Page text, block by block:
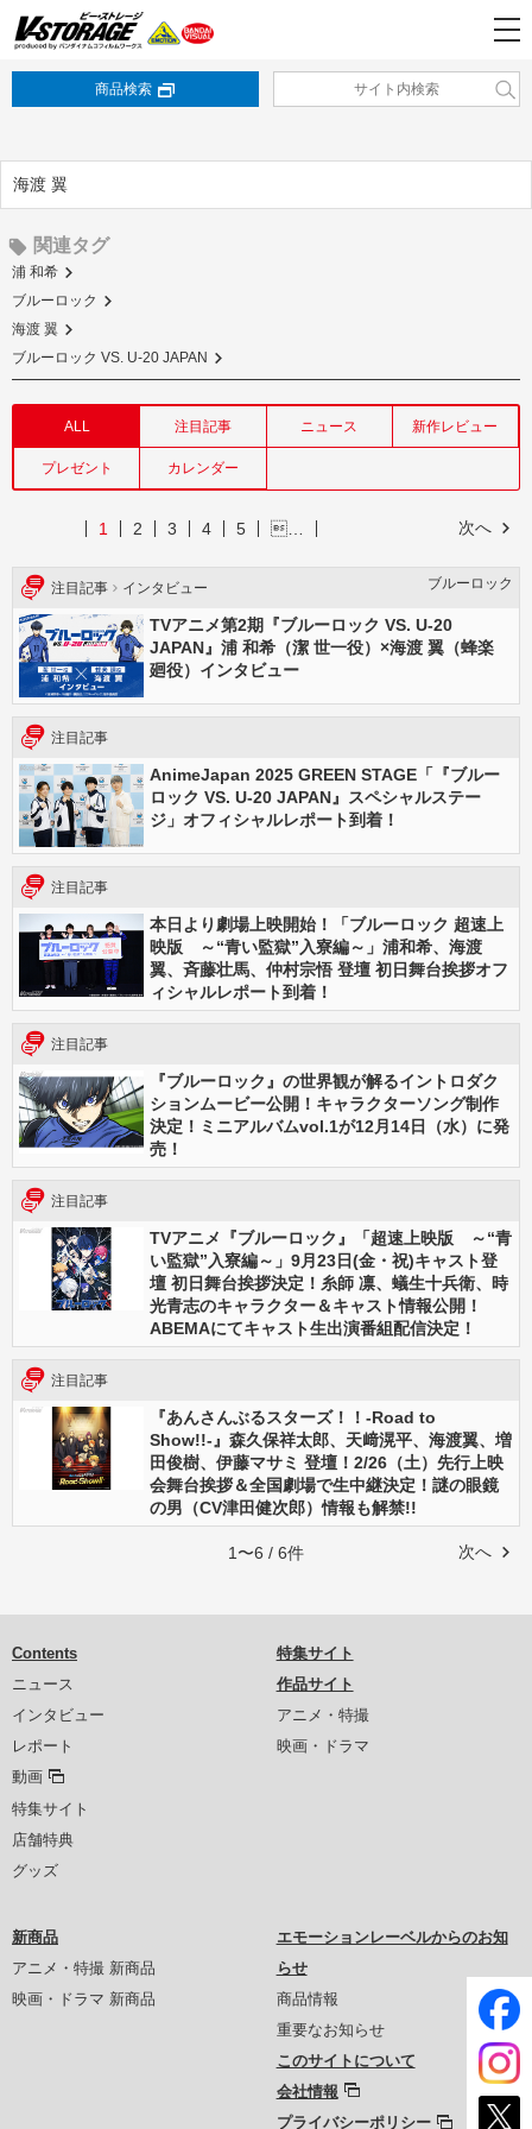
商品検索
海渡 翼
関連タグ
浦 和希
ブルーロック
海渡 翼
ブルーロック VS. U-20 JAPAN
ALL 注目記事 ニュース 新作レビュー
プレゼント カレンダー
次へ
1 2 3 4 5 …
注目記事 インタビュー ブルーロック
TVアニメ第2期『ブルーロック VS. U-20
JAPAN』浦 和希（潔 世一役）×海渡 翼（蜂楽
廻役）インタビュー
注目記事
AnimeJapan 2025 GREEN STAGE「『ブルー
ロック VS. U-20 JAPAN』スペシャルステー
ジ」オフィシャルレポート到着！
注目記事
本日より劇場上映開始！「ブルーロック 超速上
映版 ～“青い監獄”入寮編～」浦和希、海渡
翼、斉藤壮馬、仲村宗悟 登壇 初日舞台挨拶オフ
ィシャルレポート到着！
注目記事
『ブルーロック』の世界観が解るイントロダク
ションムービー公開！キャラクターソング制作
決定！ミニアルバムvol.1が12月14日（水）に発
売！
注目記事
TVアニメ『ブルーロック』「超速上映版 ～“青
い監獄”入寮編～」9月23日(金・祝)キャスト登
壇 初日舞台挨拶決定！糸師 凛、蟻生十兵衛、時
光青志のキャラクター＆キャスト情報公開！
ABEMAにてキャスト生出演番組配信決定！
注目記事
『あんさんぶるスターズ！！-Road to
Show!!-』森久保祥太郎、天﨑滉平、海渡翼、増
田俊樹、伊藤マサミ 登壇！2/26（土）先行上映
会舞台挨拶＆全国劇場で生中継決定！謎の眼鏡
の男（CV津田健次郎）情報も解禁!!
次へ
1〜6 / 6件
Contents
ニュース
インタビュー
レポート
動画
特集サイト
店舗特典
グッズ
特集サイト
作品サイト
アニメ・特撮
映画・ドラマ
新商品
アニメ・特撮 新商品
映画・ドラマ 新商品
エモーションレーベルからのお知
らせ
商品情報
重要なお知らせ
このサイトについて
会社情報
プライバシーポリシー